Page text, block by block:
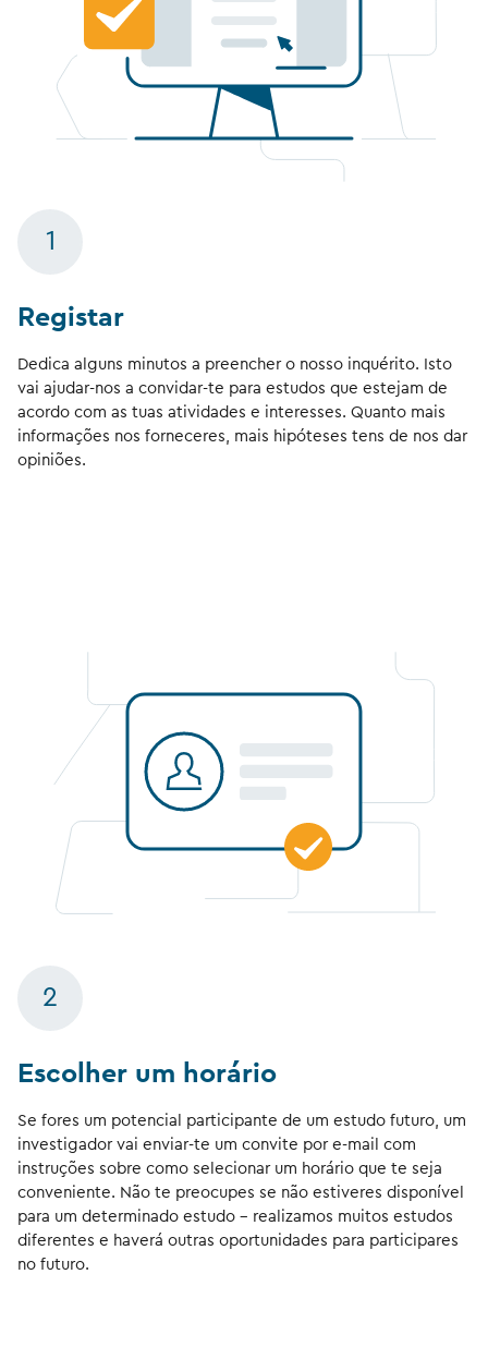
1
Registar
Dedica alguns minutos a preencher o nosso inquérito. Isto
vai ajudar-nos a convidar-te para estudos que estejam de
acordo com as tuas atividades e interesses. Quanto mais
informações nos forneceres, mais hipóteses tens de nos dar
opiniões.
2
Escolher um horário
Se fores um potencial participante de um estudo futuro, um
investigador vai enviar-te um convite por e-mail com
instruções sobre como selecionar um horário que te seja
conveniente. Não te preocupes se não estiveres disponível
para um determinado estudo - realizamos muitos estudos
diferentes e haverá outras oportunidades para participares
no futuro.